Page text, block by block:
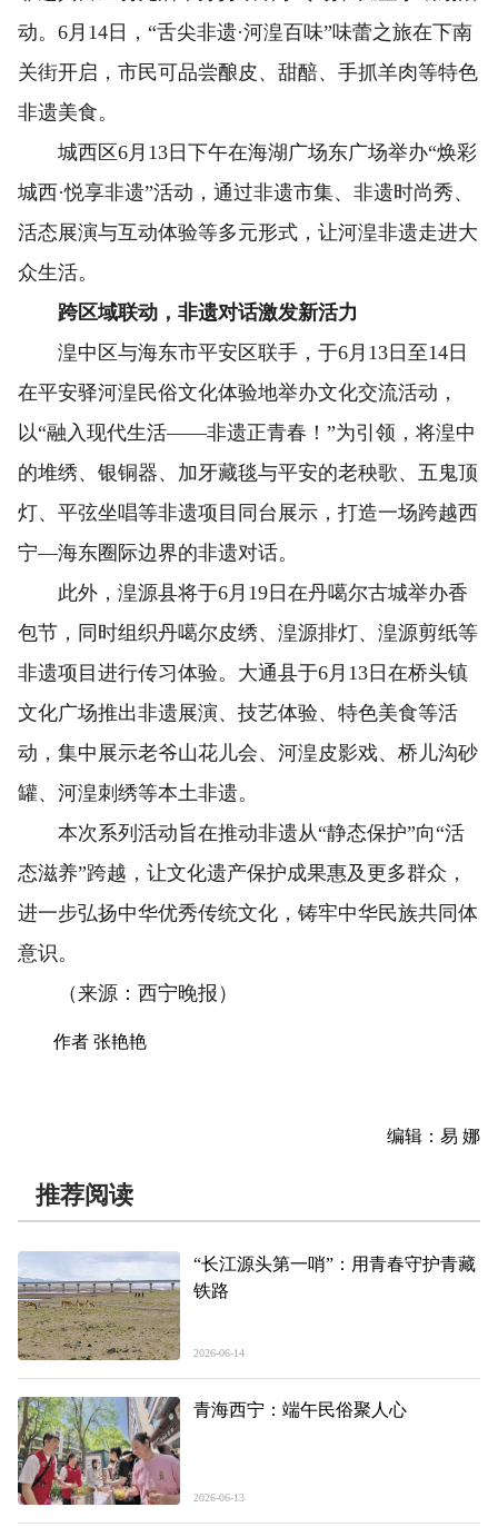
动。6月14日，“舌尖非遗·河湟百味”味蕾之旅在下南
关街开启，市民可品尝酿皮、甜醅、手抓羊肉等特色
非遗美食。
城西区6月13日下午在海湖广场东广场举办“焕彩
城西·悦享非遗”活动，通过非遗市集、非遗时尚秀、
活态展演与互动体验等多元形式，让河湟非遗走进大
众生活。
跨区域联动，非遗对话激发新活力
湟中区与海东市平安区联手，于6月13日至14日
在平安驿河湟民俗文化体验地举办文化交流活动，
以“融入现代生活——非遗正青春！”为引领，将湟中
的堆绣、银铜器、加牙藏毯与平安的老秧歌、五鬼顶
灯、平弦坐唱等非遗项目同台展示，打造一场跨越西
宁—海东圈际边界的非遗对话。
此外，湟源县将于6月19日在丹噶尔古城举办香
包节，同时组织丹噶尔皮绣、湟源排灯、湟源剪纸等
非遗项目进行传习体验。大通县于6月13日在桥头镇
文化广场推出非遗展演、技艺体验、特色美食等活
动，集中展示老爷山花儿会、河湟皮影戏、桥儿沟砂
罐、河湟刺绣等本土非遗。
本次系列活动旨在推动非遗从“静态保护”向“活
态滋养”跨越，让文化遗产保护成果惠及更多群众，
进一步弘扬中华优秀传统文化，铸牢中华民族共同体
意识。
（来源：西宁晚报）
作者 张艳艳
编辑：易 娜
推荐阅读
“长江源头第一哨”：用青春守护青藏
铁路
2026-06-14
青海西宁：端午民俗聚人心
2026-06-13